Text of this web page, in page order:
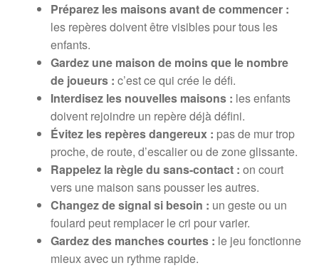
Préparez les maisons avant de commencer :
les repères doivent être visibles pour tous les
enfants.
Gardez une maison de moins que le nombre
de joueurs : c’est ce qui crée le défi.
Interdisez les nouvelles maisons : les enfants
doivent rejoindre un repère déjà défini.
Évitez les repères dangereux : pas de mur trop
proche, de route, d’escalier ou de zone glissante.
Rappelez la règle du sans-contact : on court
vers une maison sans pousser les autres.
Changez de signal si besoin : un geste ou un
foulard peut remplacer le cri pour varier.
Gardez des manches courtes : le jeu fonctionne
mieux avec un rythme rapide.